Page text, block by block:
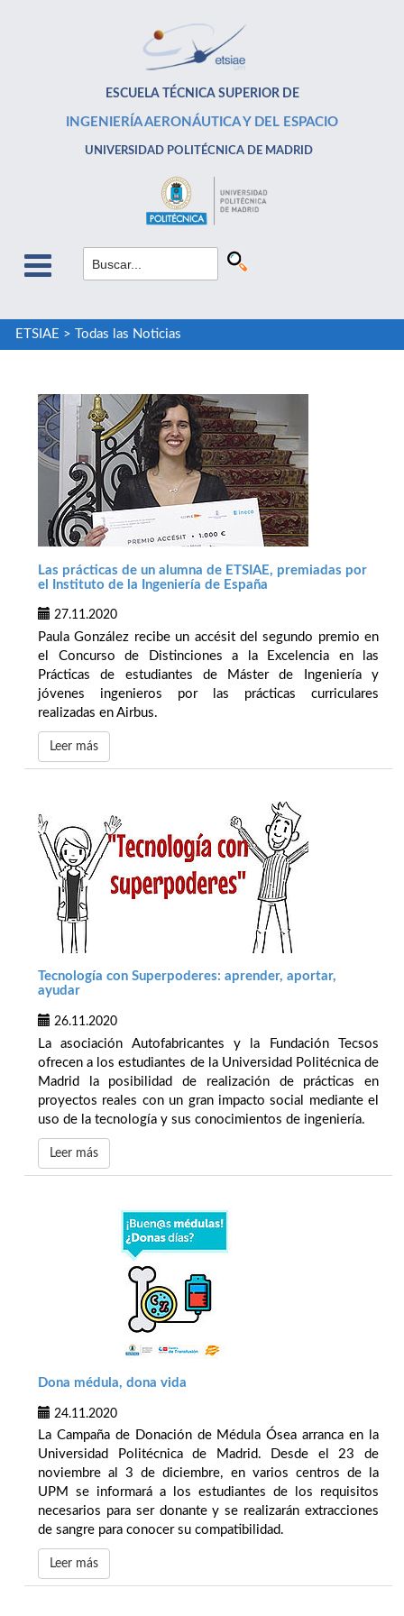
ESCUELA TÉCNICA SUPERIOR DE
INGENIERÍA AERONÁUTICA Y DEL ESPACIO
UNIVERSIDAD POLITÉCNICA DE MADRID
ETSIAE > Todas las Noticias
Las prácticas de un alumna de ETSIAE, premiadas por
el Instituto de la Ingeniería de España
27.11.2020
Paula González recibe un accésit del segundo premio en
el Concurso de Distinciones a la Excelencia en las
Prácticas de estudiantes de Máster de Ingeniería y
jóvenes ingenieros por las prácticas curriculares
realizadas en Airbus.
Leer más
Tecnología con Superpoderes: aprender, aportar,
ayudar
26.11.2020
La asociación Autofabricantes y la Fundación Tecsos
ofrecen a los estudiantes de la Universidad Politécnica de
Madrid la posibilidad de realización de prácticas en
proyectos reales con un gran impacto social mediante el
uso de la tecnología y sus conocimientos de ingeniería.
Leer más
Dona médula, dona vida
24.11.2020
La Campaña de Donación de Médula Ósea arranca en la
Universidad Politécnica de Madrid. Desde el 23 de
noviembre al 3 de diciembre, en varios centros de la
UPM se informará a los estudiantes de los requisitos
necesarios para ser donante y se realizarán extracciones
de sangre para conocer su compatibilidad.
Leer más